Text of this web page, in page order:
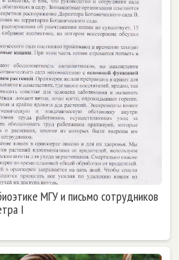
МГУ и письмо сотрудников
I